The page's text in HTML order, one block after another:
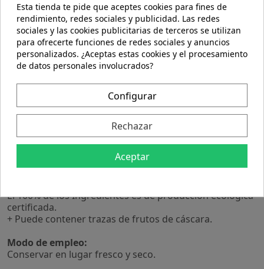
Composición:
Azúcar integral de caña*, manteca de cacao*, leche en
polvo* (21%), cacao* y vainilla.
Valor nutricional por 100 g:
de las cuales saturadas 25,3 g
Hidratos de carbono 48,3 g
de los cuales azúcares 47,5 g
Fibra alimentaria 3 g
Proteínas 6,9 g
El 100% de los Ingredientes es de producción ecológica
certificada.
+ Puede contener trazas de frutos de cáscara.
Modo de empleo:
Conservar en lugar fresco y seco.
Esta tienda te pide que aceptes cookies para fines de
rendimiento, redes sociales y publicidad. Las redes
sociales y las cookies publicitarias de terceros se utilizan
para ofrecerte funciones de redes sociales y anuncios
personalizados. ¿Aceptas estas cookies y el procesamiento
de datos personales involucrados?
Configurar
Rechazar
Aceptar